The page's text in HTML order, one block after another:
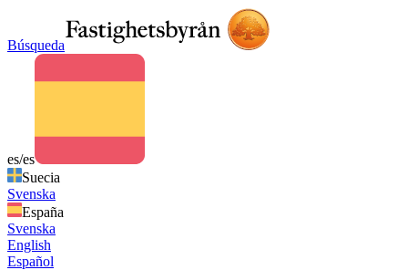
Búsqueda
es/es
Suecia
Svenska
España
Svenska
English
Español